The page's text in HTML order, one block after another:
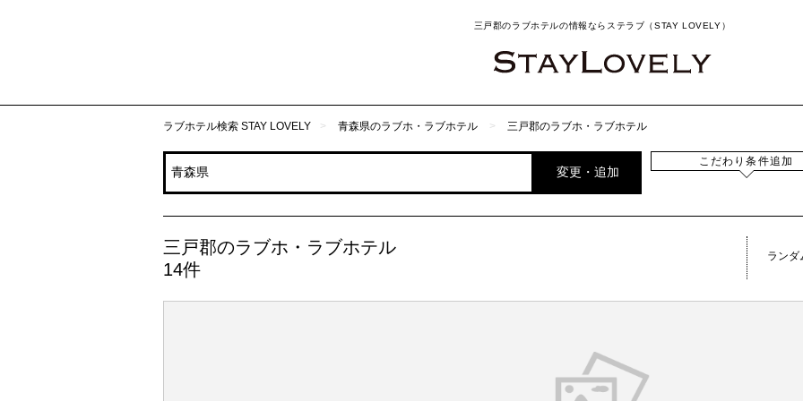
三戸郡のラブホテルの情報ならステラブ（STAY LOVELY）
ラブホテル検索 STAY LOVELY 青森県のラブホ・ラブホテル 三戸郡のラブホ・ラブホテル
変更・追加
こだわり条件追加
三戸郡のラブホ・ラブホテル
14件
ランダ